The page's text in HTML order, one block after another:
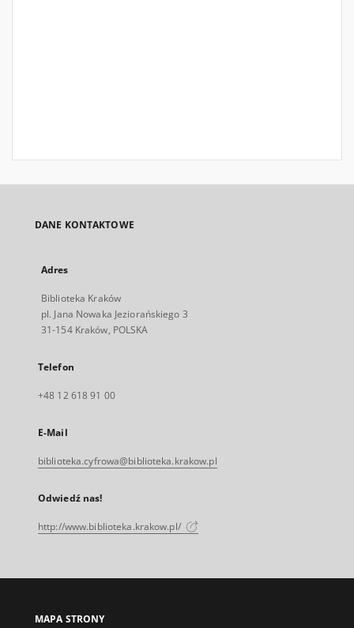
DANE KONTAKTOWE
Adres
Biblioteka Kraków
pl. Jana Nowaka Jeziorańskiego 3
31-154 Kraków, POLSKA
Telefon
+48 12 618 91 00
E-Mail
biblioteka.cyfrowa@biblioteka.krakow.pl
Odwiedź nas!
http://www.biblioteka.krakow.pl/
MAPA STRONY